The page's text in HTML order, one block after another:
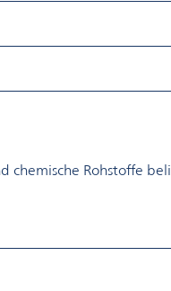
chemische Rohstoffe